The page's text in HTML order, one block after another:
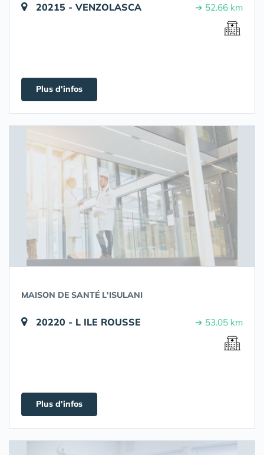
20215 - VENZOLASCA ➔ 52.66 km
Plus d'infos
MAISON DE SANTÉ L'ISULANI
20220 - L ILE ROUSSE ➔ 53.05 km
Plus d'infos